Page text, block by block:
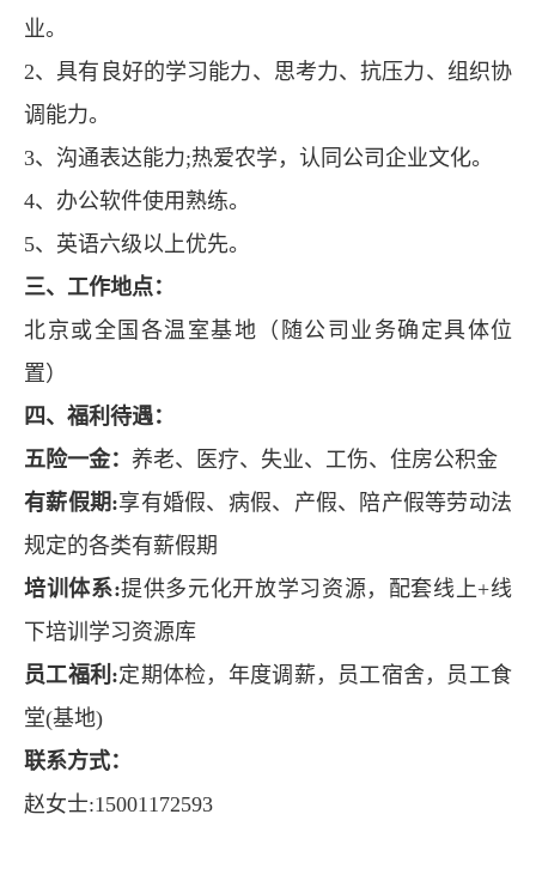
业。
2、具有良好的学习能力、思考力、抗压力、组织协
调能力。
3、沟通表达能力;热爱农学，认同公司企业文化。
4、办公软件使用熟练。
5、英语六级以上优先。
三、工作地点：
北京或全国各温室基地（随公司业务确定具体位
置）
四、福利待遇：
五险一金： 养老、医疗、失业、工伤、住房公积金
有薪假期:享有婚假、病假、产假、陪产假等劳动法
规定的各类有薪假期
培训体系:提供多元化开放学习资源，配套线上+线
下培训学习资源库
员工福利:定期体检，年度调薪，员工宿舍，员工食
堂(基地)
联系方式：
赵女士:15001172593